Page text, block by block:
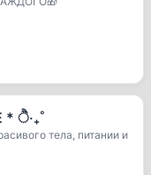
ੈ‧₊˚
тела, питании и